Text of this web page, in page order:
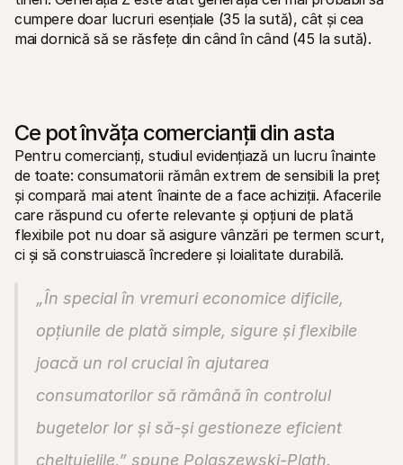
cumpere doar lucruri esențiale (35 la sută), cât și cea
mai dornică să se răsfețe din când în când (45 la sută).
Ce pot învăța comercianții din asta
Pentru comercianți, studiul evidențiază un lucru înainte
de toate: consumatorii rămân extrem de sensibili la preț
și compară mai atent înainte de a face achiziții. Afacerile
care răspund cu oferte relevante și opțiuni de plată
flexibile pot nu doar să asigure vânzări pe termen scurt,
ci și să construiască încredere și loialitate durabilă.
„În special în vremuri economice dificile,
opțiunile de plată simple, sigure și flexibile
joacă un rol crucial în ajutarea
consumatorilor să rămână în controlul
bugetelor lor și să-și gestioneze eficient
cheltuielile,” spune Polaszewski-Plath.